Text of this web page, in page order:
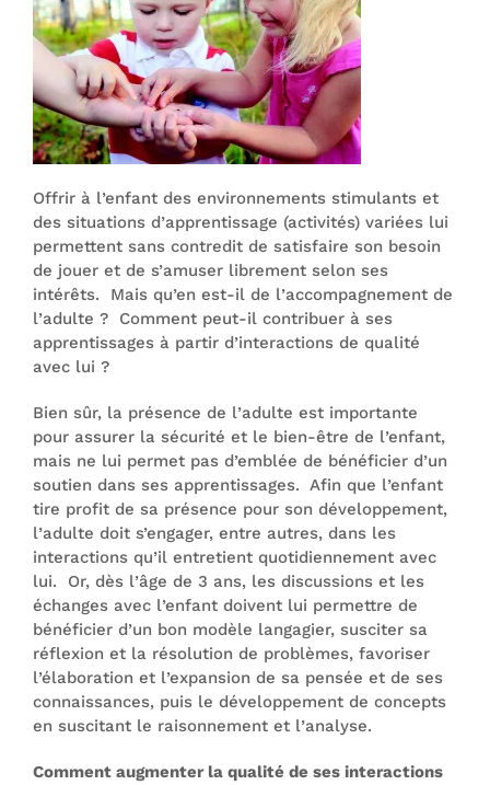
Offrir à l’enfant des environnements stimulants et
des situations d’apprentissage (activités) variées lui
permettent sans contredit de satisfaire son besoin
de jouer et de s’amuser librement selon ses
intérêts. Mais qu’en est-il de l’accompagnement de
l’adulte ? Comment peut-il contribuer à ses
apprentissages à partir d’interactions de qualité
avec lui ?
Bien sûr, la présence de l’adulte est importante
pour assurer la sécurité et le bien-être de l’enfant,
mais ne lui permet pas d’emblée de bénéficier d’un
soutien dans ses apprentissages. Afin que l’enfant
tire profit de sa présence pour son développement,
l’adulte doit s’engager, entre autres, dans les
interactions qu’il entretient quotidiennement avec
lui. Or, dès l’âge de 3 ans, les discussions et les
échanges avec l’enfant doivent lui permettre de
bénéficier d’un bon modèle langagier, susciter sa
réflexion et la résolution de problèmes, favoriser
l’élaboration et l’expansion de sa pensée et de ses
connaissances, puis le développement de concepts
en suscitant le raisonnement et l’analyse.
Comment augmenter la qualité de ses interactions